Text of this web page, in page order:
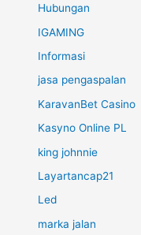
Hubungan
IGAMING
Informasi
jasa pengaspalan
KaravanBet Casino
Kasyno Online PL
king johnnie
Layartancap21
Led
marka jalan